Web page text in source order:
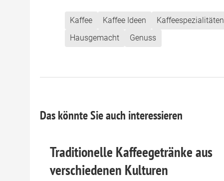
Kaffee Kaffee Ideen Kaffeespezialitäten
Hausgemacht
Genuss
Das könnte Sie auch interessieren
Traditionelle Kaffeegetränke aus
verschiedenen Kulturen